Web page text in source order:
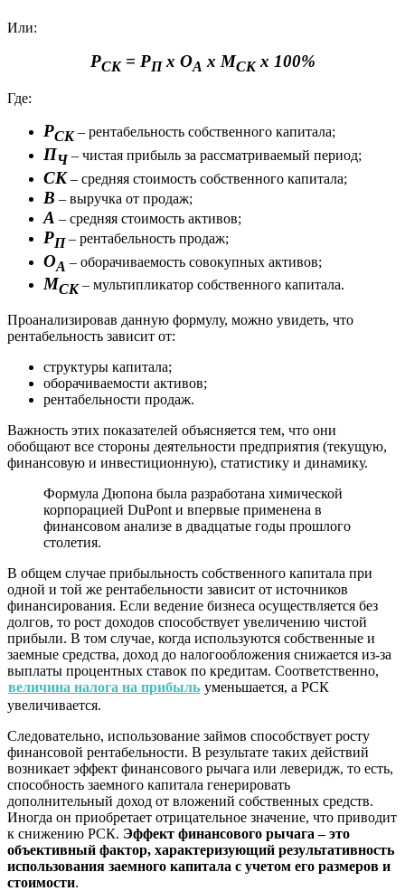
Или:
РСК= РПх ОА х МСКх 100%
Где:
РСК– рентабельность собственного капитала;
ПЧ– чистая прибыль за рассматриваемый период;
СК – средняя стоимость собственного капитала;
В – выручка от продаж;
А – средняя стоимость активов;
РП– рентабельность продаж;
ОА – оборачиваемость совокупных активов;
МСК– мультипликатор собственного капитала.
Проанализировав данную формулу, можно увидеть, что
рентабельность зависит от:
структуры капитала;
оборачиваемости активов;
рентабельности продаж.
Важность этих показателей объясняется тем, что они
обобщают все стороны деятельности предприятия (текущую,
финансовую и инвестиционную), статистику и динамику.
Формула Дюпона была разработана химической
корпорацией DuPont и впервые применена в
финансовом анализе в двадцатые годы прошлого
столетия.
В общем случае прибыльность собственного капитала при
одной и той же рентабельности зависит от источников
финансирования. Если ведение бизнеса осуществляется без
долгов, то рост доходов способствует увеличению чистой
прибыли. В том случае, когда используются собственные и
заемные средства, доход до налогообложения снижается из-за
выплаты процентных ставок по кредитам. Соответственно,
величина налога на прибыль уменьшается, а РСК
увеличивается.
Следовательно, использование займов способствует росту
финансовой рентабельности. В результате таких действий
возникает эффект финансового рычага или леверидж, то есть,
способность заемного капитала генерировать
дополнительный доход от вложений собственных средств.
Иногда он приобретает отрицательное значение, что приводит
к снижению РСК. Эффект финансового рычага – это
объективный фактор, характеризующий результативность
использования заемного капитала с учетом его размеров и
стоимости.